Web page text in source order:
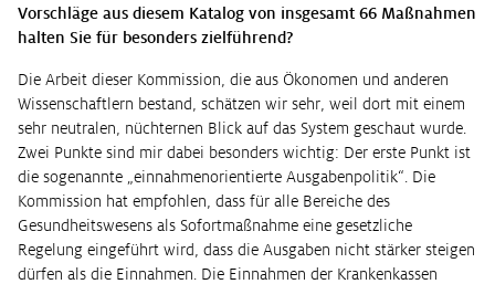
Vorschläge aus diesem Katalog von insgesamt 66 Maßnahmen
halten Sie für besonders zielführend?
Die Arbeit dieser Kommission, die aus Ökonomen und anderen
Wissenschaftlern bestand, schätzen wir sehr, weil dort mit einem
sehr neutralen, nüchternen Blick auf das System geschaut wurde.
Zwei Punkte sind mir dabei besonders wichtig: Der erste Punkt ist
die sogenannte „einnahmenorientierte Ausgabenpolitik“. Die
Kommission hat empfohlen, dass für alle Bereiche des
Gesundheitswesens als Sofortmaßnahme eine gesetzliche
Regelung eingeführt wird, dass die Ausgaben nicht stärker steigen
dürfen als die Einnahmen. Die Einnahmen der Krankenkassen